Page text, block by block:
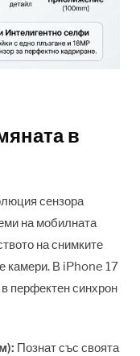
в
сензора
на мобилната
на снимките
камери. В iPhone 17
перфектен синхрон
Познат със своята